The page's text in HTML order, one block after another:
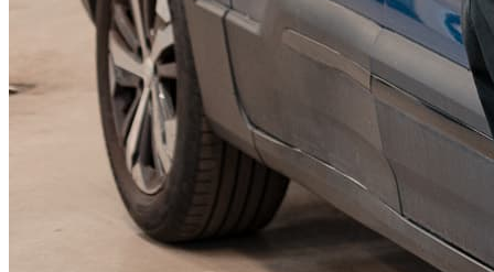
KGM Pickups
Fordonstyp
PickupTransportbilPersonbil
Visa alla fordon